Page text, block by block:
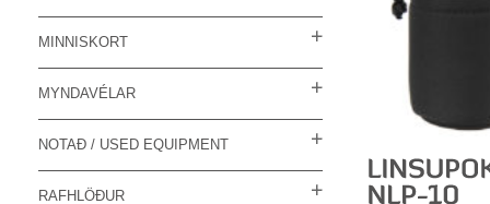
MINNISKORT
MYNDAVÉLAR
NOTAÐ / USED EQUIPMENT
RAFHLÖÐUR